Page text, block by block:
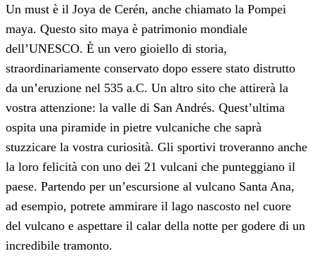
Un must è il Joya de Cerén, anche chiamato la Pompei
maya. Questo sito maya è patrimonio mondiale
dell’UNESCO. È un vero gioiello di storia,
straordinariamente conservato dopo essere stato distrutto
da un’eruzione nel 535 a.C. Un altro sito che attirerà la
vostra attenzione: la valle di San Andrés. Quest’ultima
ospita una piramide in pietre vulcaniche che saprà
stuzzicare la vostra curiosità. Gli sportivi troveranno anche
la loro felicità con uno dei 21 vulcani che punteggiano il
paese. Partendo per un’escursione al vulcano Santa Ana,
ad esempio, potrete ammirare il lago nascosto nel cuore
del vulcano e aspettare il calar della notte per godere di un
incredibile tramonto.